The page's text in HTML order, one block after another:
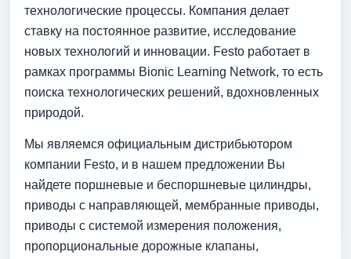
технологические процессы. Компания делает
ставку на постоянное развитие, исследование
новых технологий и инновации. Festo работает в
рамках программы Bionic Learning Network, то есть
поиска технологических решений, вдохновленных
природой.
Мы являемся официальным дистрибьютором
компании Festo, и в нашем предложении Вы
найдете поршневые и беспоршневые цилиндры,
приводы с направляющей, мембранные приводы,
приводы с системой измерения положения,
пропорциональные дорожные клапаны,